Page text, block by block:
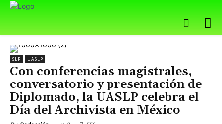
SLP UASLP
Con conferencias magistrales,
conversatorio y presentación de
Diplomado, la UASLP celebra el
Día del Archivista en México